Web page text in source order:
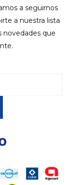
a seguirnos
a nuestra lista
novedades que